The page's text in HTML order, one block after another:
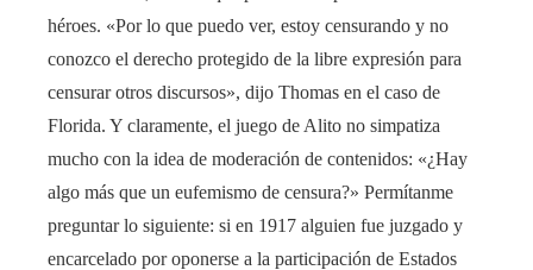
héroes. «Por lo que puedo ver, estoy censurando y no
conozco el derecho protegido de la libre expresión para
censurar otros discursos», dijo Thomas en el caso de
Florida. Y claramente, el juego de Alito no simpatiza
mucho con la idea de moderación de contenidos: «¿Hay
algo más que un eufemismo de censura?» Permítanme
preguntar lo siguiente: si en 1917 alguien fue juzgado y
encarcelado por oponerse a la participación de Estados